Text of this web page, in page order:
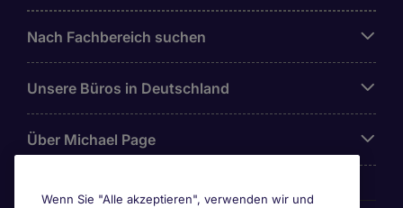
Nach Fachbereich suchen
Unsere Büros in Deutschland
Über Michael Page
Wenn Sie "Alle akzeptieren", verwenden wir und